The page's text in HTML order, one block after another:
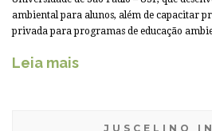
ambiental para alunos, além de capacitar
privada para programas de educação
Leia mais
JUSCELINO